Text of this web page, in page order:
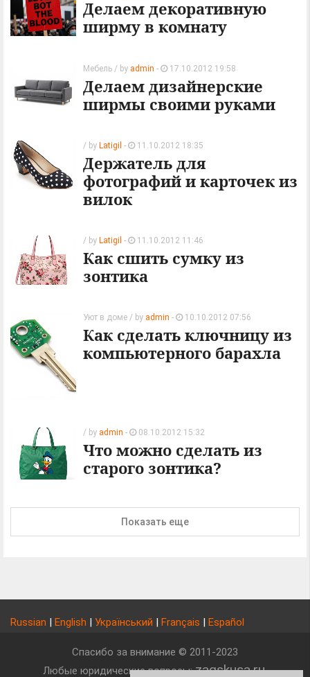
Делаем декоративную
ширму в комнату
Мебель / by admin - 17.10.2012 19:58
Делаем дизайнерские
ширмы своими руками
/ by Latigil - 11.10.2012 18:35
Держатель для
фотографий и карточек из
вилок
/ by Latigil - 11.10.2012 11:46
Как сшить сумку из
зонтика
Уют в доме / by admin - 10.10.2012 07:56
Как сделать ключницу из
компьютерного барахла
/ by admin - 08.10.2012 15:32
Что можно сделать из
старого зонтика?
Показать еще
Russian | English | Український | Français | Español
Спасибо за внимание © 2011-2023
Любые юридические вопросы:zagskusa.ru.